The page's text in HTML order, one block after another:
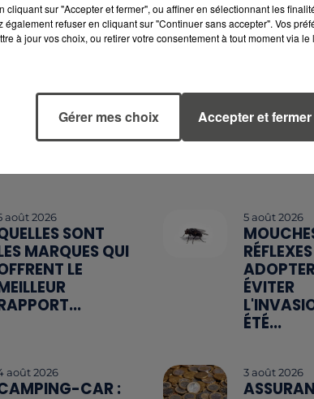
août 2026
SONT
MARQUES QUI
LE
5 août 2026
ÉVITER
ÉTÉ...
août 2026
CAR :
3 août 2026
cliquant sur "Accepter et fermer", ou affiner en sélectionnant les
également refuser en cliquant sur "Continuer sans accepter". Vos
à jour vos choix, ou retirer votre consentement à tout moment via
Gérer mes choix Accepter et fermer